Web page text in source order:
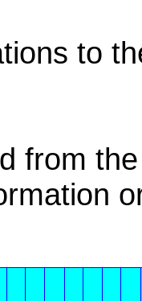
to
from